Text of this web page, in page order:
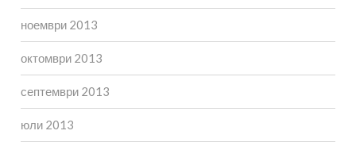
ноември 2013
октомври 2013
септември 2013
юли 2013